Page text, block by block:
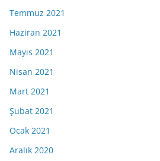
Temmuz 2021
Haziran 2021
Mayıs 2021
Nisan 2021
Mart 2021
Şubat 2021
Ocak 2021
Aralık 2020